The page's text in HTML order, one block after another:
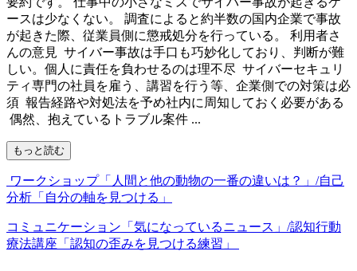
ースは少なくない。 調査によると約半数の国内企業で事故
が起きた際、従業員側に懲戒処分を行っている。 利用者さ
んの意見 サイバー事故は手口も巧妙化しており、判断が難
しい。個人に責任を負わせるのは理不尽 サイバーセキュリ
ティ専門の社員を雇う、講習を行う等、企業側での対策は必
須 報告経路や対処法を予め社内に周知しておく必要がある
偶然、抱えているトラブル案件 ...
もっと読む
ワークショップ「人間と他の動物の一番の違いは？」/自己
分析「自分の軸を見つける」
コミュニケーション「気になっているニュース」/認知行動
療法講座「認知の歪みを見つける練習」